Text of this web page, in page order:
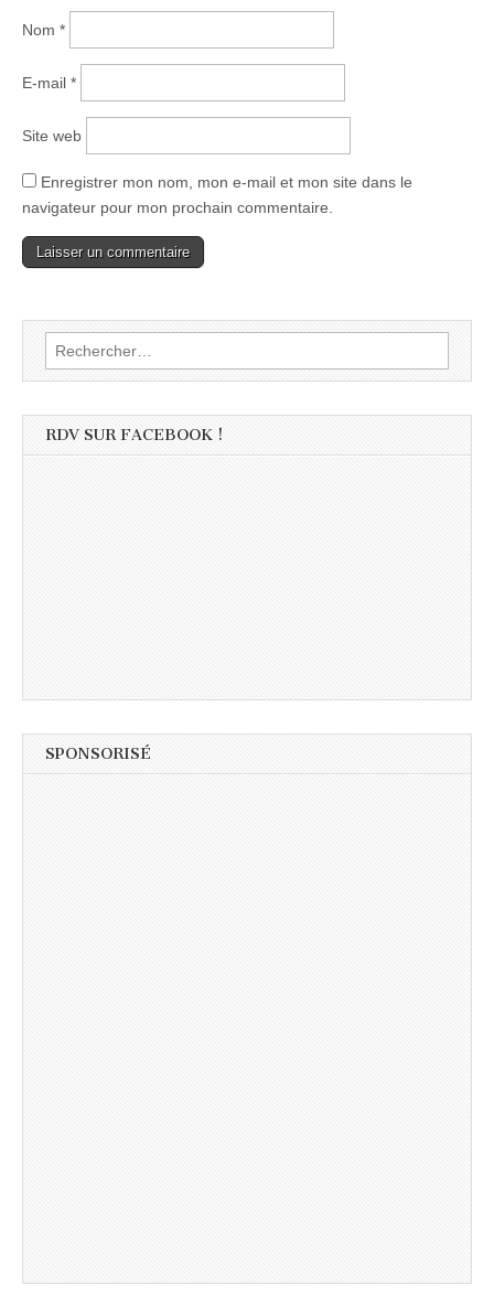
Nom *
E-mail *
Site web
Enregistrer mon nom, mon e-mail et mon site dans le
navigateur pour mon prochain commentaire.
Rechercher :
RDV SUR FACEBOOK !
SPONSORISÉ